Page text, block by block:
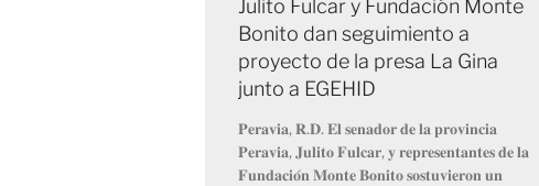
Julito Fulcar y Fundación Monte
Bonito dan seguimiento a
proyecto de la presa La Gina
junto a EGEHID
𝐏𝐞𝐫𝐚𝐯𝐢𝐚, 𝐑.𝐃. 𝐄𝐥 𝐬𝐞𝐧𝐚𝐝𝐨𝐫 𝐝𝐞 𝐥𝐚 𝐩𝐫𝐨𝐯𝐢𝐧𝐜𝐢𝐚
𝐏𝐞𝐫𝐚𝐯𝐢𝐚, 𝐉𝐮𝐥𝐢𝐭𝐨 𝐅𝐮𝐥𝐜𝐚𝐫, 𝐲 𝐫𝐞𝐩𝐫𝐞𝐬𝐞𝐧𝐭𝐚𝐧𝐭𝐞𝐬 𝐝𝐞 𝐥𝐚
𝐅𝐮𝐧𝐝𝐚𝐜𝐢𝐨́𝐧 𝐌𝐨𝐧𝐭𝐞 𝐁𝐨𝐧𝐢𝐭𝐨 𝐬𝐨𝐬𝐭𝐮𝐯𝐢𝐞𝐫𝐨𝐧 𝐮𝐧